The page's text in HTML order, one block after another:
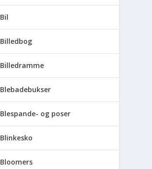
Bil
Billedbog
Billedramme
Blebadebukser
Blespande- og poser
Blinkesko
Bloomers